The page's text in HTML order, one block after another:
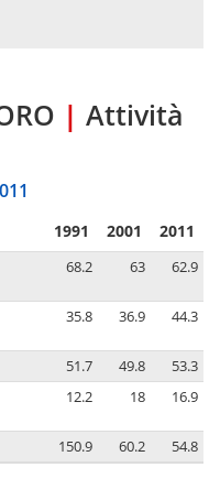
| Attività
1991 2001 2011
68.2 63 62.9
35.8 36.9 44.3
51.7 49.8
53.3
12.2 18 16.9
150.9 60.2 54.8